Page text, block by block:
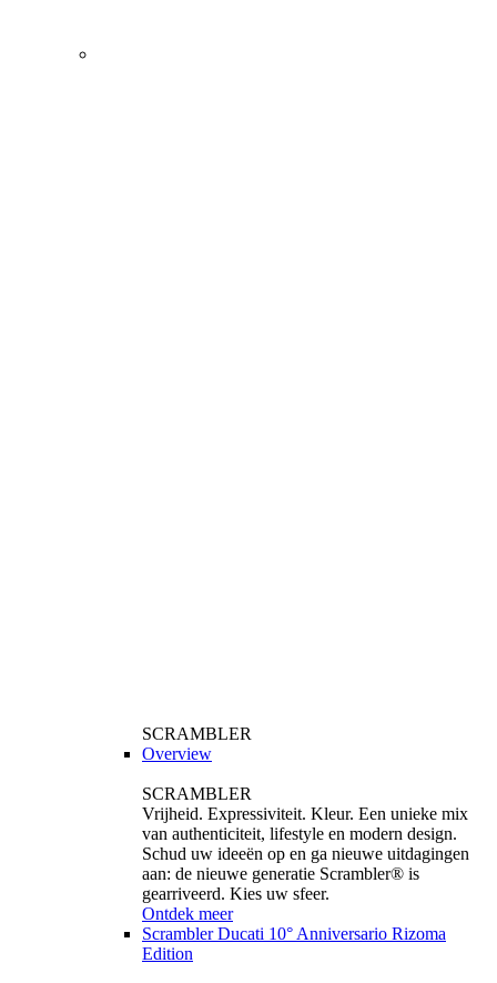
SCRAMBLER
Overview
SCRAMBLER
Vrijheid. Expressiviteit. Kleur. Een unieke mix
van authenticiteit, lifestyle en modern design.
Schud uw ideeën op en ga nieuwe uitdagingen
aan: de nieuwe generatie Scrambler® is
gearriveerd. Kies uw sfeer.
Ontdek meer
Scrambler Ducati 10° Anniversario Rizoma
Edition